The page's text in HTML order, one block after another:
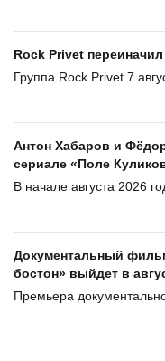
Rock Privet
Группа Rock Privet 7
Антон Хабаров и
сериале «Поле
В начале августа 2026
Документальный
бостон» выйдет в
Премьера